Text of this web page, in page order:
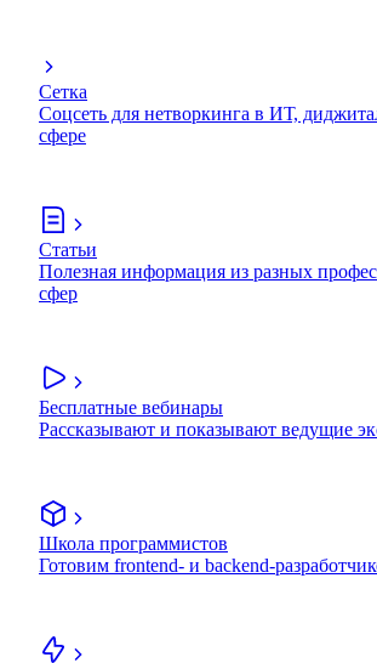
Сетка
Соцсеть для нетворкинга в ИТ,
сфере
Статьи
Полезная информация из разных
сфер
Бесплатные вебинары
Рассказывают и показывают ведущие
Школа программистов
Готовим frontend- и backend-